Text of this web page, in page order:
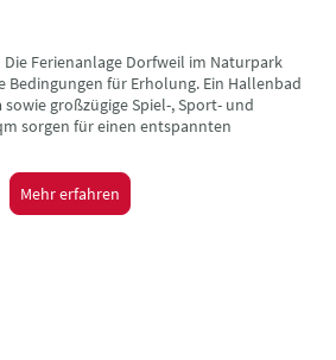
Ferienanlage Dorfweil im Naturpark
Bedingungen für Erholung. Ein Hallenbad
sowie großzügige Spiel-, Sport- und
sorgen für einen entspannten
Mehr erfahren